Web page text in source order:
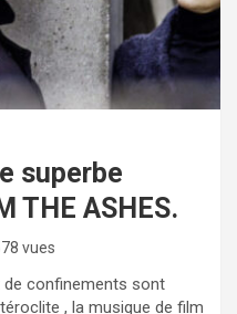
superbe
THE ASHES.
vues
de confinements sont
, la musique de film